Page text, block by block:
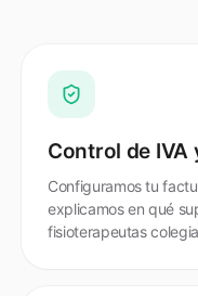
Control de IVA
Configuramos tu
explicamos en qué
fisioterapeutas